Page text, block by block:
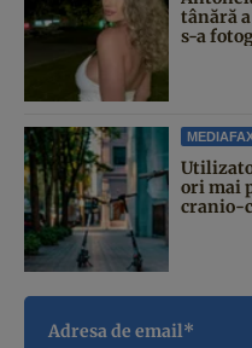
tânără
s-a
ori mai
cranio-
Adresa de email*